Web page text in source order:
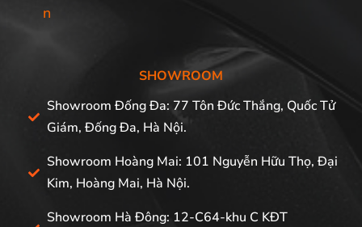
n
SHOWROOM
Showroom Đống Đa: 77 Tôn Đức Thắng, Quốc Tử
Giám, Đống Đa, Hà Nội.
Showroom Hoàng Mai: 101 Nguyễn Hữu Thọ, Đại
Kim, Hoàng Mai, Hà Nội.
Showroom Hà Đông: 12-C64-khu C KĐT